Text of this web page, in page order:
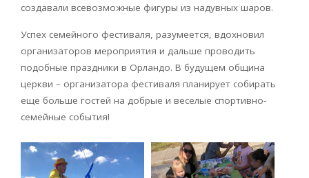
создавали всевозможные фигуры из надувных шаров.
Успех семейного фестиваля, разумеется, вдохновил
организаторов мероприятия и дальше проводить
подобные праздники в Орландо. В будущем община
церкви – организатора фестиваля планирует собирать
еще больше гостей на добрые и веселые спортивно-
семейные события!